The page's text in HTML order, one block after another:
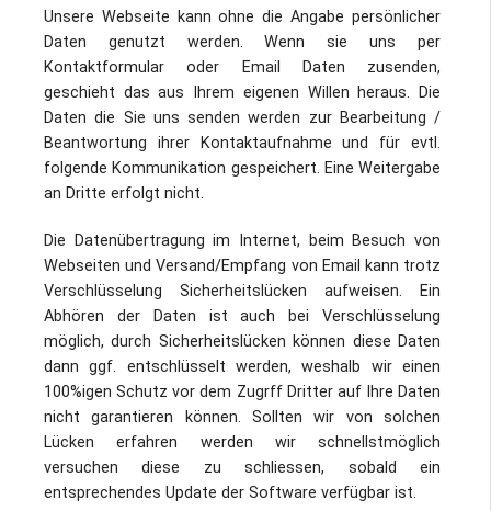
Unsere Webseite kann ohne die Angabe persönlicher
Daten genutzt werden. Wenn sie uns per
Kontaktformular oder Email Daten zusenden,
geschieht das aus Ihrem eigenen Willen heraus. Die
Daten die Sie uns senden werden zur Bearbeitung /
Beantwortung ihrer Kontaktaufnahme und für evtl.
folgende Kommunikation gespeichert. Eine Weitergabe
an Dritte erfolgt nicht.
Die Datenübertragung im Internet, beim Besuch von
Webseiten und Versand/Empfang von Email kann trotz
Verschlüsselung Sicherheitslücken aufweisen. Ein
Abhören der Daten ist auch bei Verschlüsselung
möglich, durch Sicherheitslücken können diese Daten
dann ggf. entschlüsselt werden, weshalb wir einen
100%igen Schutz vor dem Zugrff Dritter auf Ihre Daten
nicht garantieren können. Sollten wir von solchen
Lücken erfahren werden wir schnellstmöglich
versuchen diese zu schliessen, sobald ein
entsprechendes Update der Software verfügbar ist.